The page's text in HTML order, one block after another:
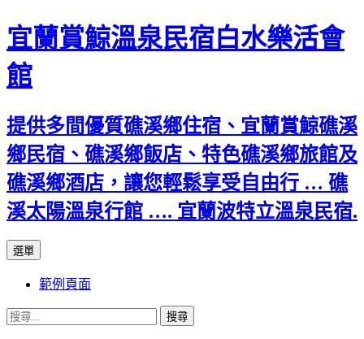
宜蘭賞鯨溫泉民宿白水樂活會
館
提供多間優質礁溪鄉住宿、宜蘭賞鯨礁溪
鄉民宿、礁溪鄉飯店、特色礁溪鄉旅館及
礁溪鄉酒店，讓您輕鬆享受自由行 … 礁
溪太陽溫泉行館 …. 宜蘭波特立溫泉民宿.
選單
主
要
內
範例頁面
搜